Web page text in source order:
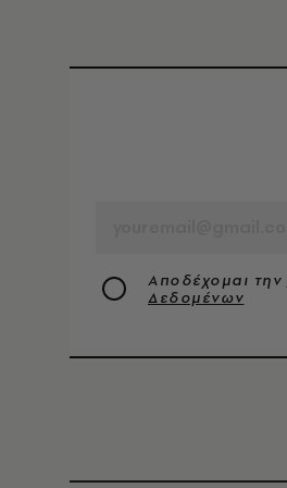
Αποδέχομαι την
Δεδομένων